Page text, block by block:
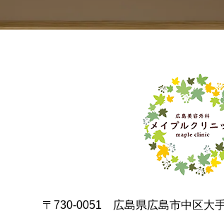
〒730-0051 広島県広島市中区大